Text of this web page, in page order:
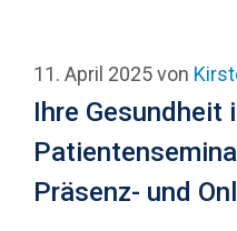
11. April 2025von
Ihre Gesundheit
Präsenz- und